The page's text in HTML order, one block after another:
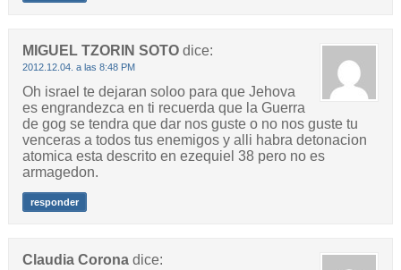
MIGUEL TZORIN SOTO dice:
2012.12.04. a las 8:48 PM
Oh israel te dejaran soloo para que Jehova
es engrandezca en ti recuerda que la Guerra
de gog se tendra que dar nos guste o no nos guste tu
venceras a todos tus enemigos y alli habra detonacion
atomica esta descrito en ezequiel 38 pero no es
armagedon.
responder
Claudia Corona dice: